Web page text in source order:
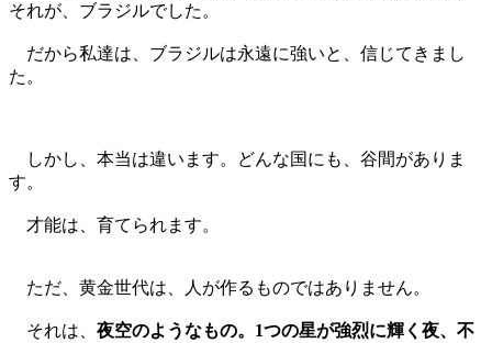
それが、ブラジルでした。
だから私達は、ブラジルは永遠に強いと、信じてきまし
た。
しかし、本当は違います。どんな国にも、谷間がありま
す。
才能は、育てられます。
ただ、黄金世代は、人が作るものではありません。
それは、 夜空のようなもの。1つの星が強烈に輝く夜、不